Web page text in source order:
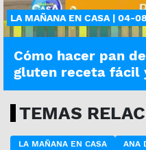
LA MAÑANA EN CASA | 04-08
Cómo hacer pan
gluten receta fácil
TEMAS
LA MAÑANA EN CASA ANA